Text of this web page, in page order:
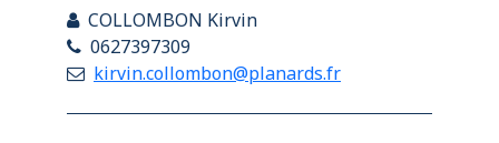
COLLOMBON Kirvin
0627397309
kirvin.collombon@planards.fr